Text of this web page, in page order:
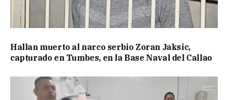
Hallan muerto al narco serbio Zoran Jaksic,
capturado en Tumbes, en la Base Naval del Callao